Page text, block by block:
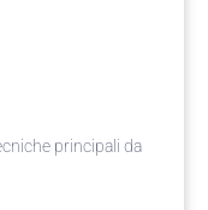
principali da